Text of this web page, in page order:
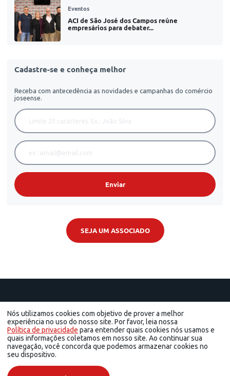
Eventos
ACI de São José dos Campos reúne
empresários para debater...
Cadastre-se e conheça melhor
Receba com antecedência as novidades e campanhas do comércio
joseense.
Enviar
SEJA UM ASSOCIADO
São José dos Campos - SP | Tel.: (12) 3904-4000
Nós utilizamos cookies com objetivo de prover a melhor
experiência no uso do nosso site. Por favor, leia nossa
Política de privacidade para entender quais cookies nós usamos e
quais informações coletamos em nosso site. Ao continuar sua
navegação, você concorda que podemos armazenar cookies no
seu dispositivo.